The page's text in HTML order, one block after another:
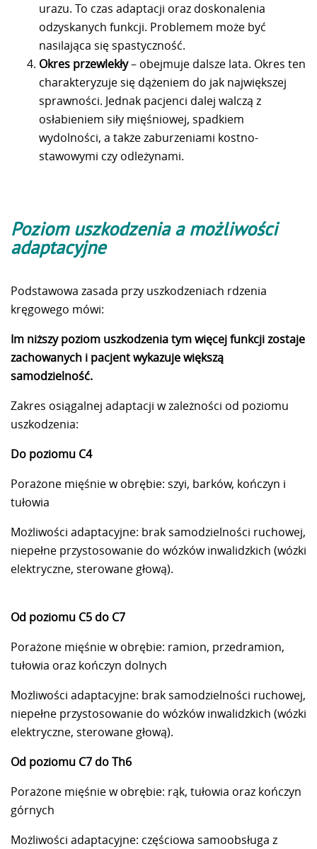
urazu. To czas adaptacji oraz doskonalenia
odzyskanych funkcji. Problemem może być
nasilająca się spastyczność.
Okres przewlekły– obejmuje dalsze lata. Okres ten
charakteryzuje się dążeniem do jak największej
sprawności. Jednak pacjenci dalej walczą z
osłabieniem siły mięśniowej, spadkiem
wydolności, a także zaburzeniami kostno-
stawowymi czy odleżynami.
Poziom uszkodzenia a możliwości
adaptacyjne
Podstawowa zasada przy uszkodzeniach rdzenia
kręgowego mówi:
Im niższy poziom uszkodzenia tym więcej funkcji zostaje
zachowanych i pacjent wykazuje większą
samodzielność.
Zakres osiągalnej adaptacji w zależności od poziomu
uszkodzenia:
Do poziomu C4
Porażone mięśnie w obrębie: szyi, barków, kończyn i
tułowia
Możliwości adaptacyjne: brak samodzielności ruchowej,
niepełne przystosowanie do wózków inwalidzkich (wózki
elektryczne, sterowane głową).
Od poziomu C5 do C7
Porażone mięśnie w obrębie: ramion, przedramion,
tułowia oraz kończyn dolnych
Możliwości adaptacyjne: brak samodzielności ruchowej,
niepełne przystosowanie do wózków inwalidzkich (wózki
elektryczne, sterowane głową).
Od poziomu C7 do Th6
Porażone mięśnie w obrębie: rąk, tułowia oraz kończyn
górnych
Możliwości adaptacyjne: częściowa samoobsługa z